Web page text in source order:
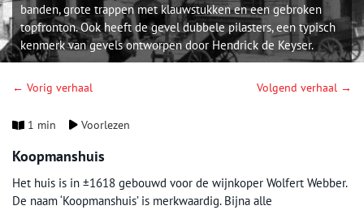
banden, grote trappen met klauwstukken en een gebroken
topfronton. Ook heeft de gevel dubbele pilasters, een typisch
kenmerk van gevels ontworpen door Hendrick de Keyser.
← Vorig verhaal Volgend verhaal →
1 min Voorlezen
Koopmanshuis
Het huis is in ±1618 gebouwd voor de wijnkoper Wolfert Webber.
De naam ‘Koopmanshuis’ is merkwaardig. Bijna alle